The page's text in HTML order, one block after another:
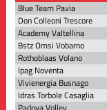
Blue Team Pavia
Don Colleoni Trescore
Academy Valtellina
Bstz Omsi Vobarno
Rothoblaas Volano
Ipag Noventa
Vivienergia Busnago
Idras Torbole Casaglia